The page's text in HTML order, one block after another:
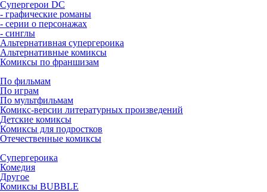
Супергерои DC
- графические романы
- серии о персонажах
- синглы
Альтернативная супергероика
Альтернативные комиксы
Комиксы по франшизам
По фильмам
По играм
По мультфильмам
Комикс-версии литературных произведений
Детские комиксы
Комиксы для подростков
Отечественные комиксы
Супергероика
Комедия
Другое
Комиксы BUBBLE